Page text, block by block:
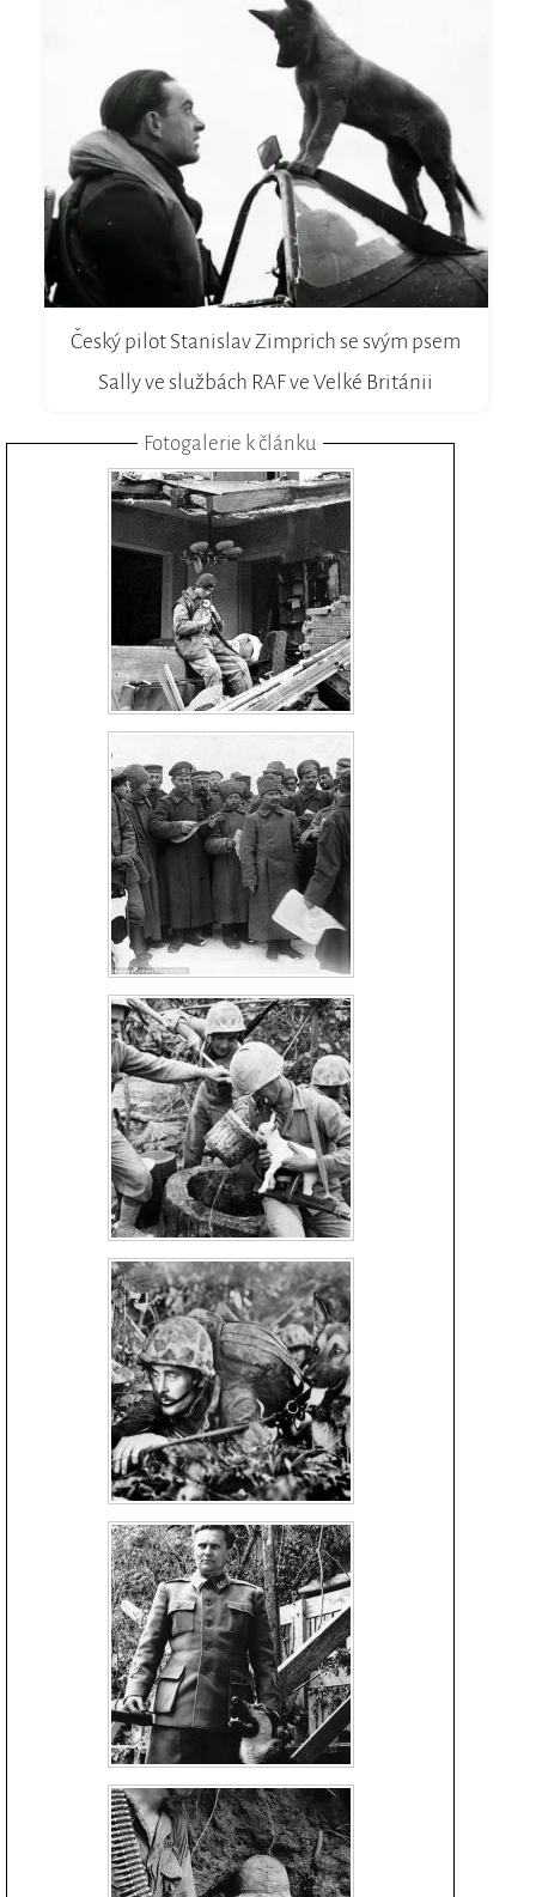
Český pilot Stanislav Zimprich se svým psem
Sally ve službách RAF ve Velké Británii
Fotogalerie k článku